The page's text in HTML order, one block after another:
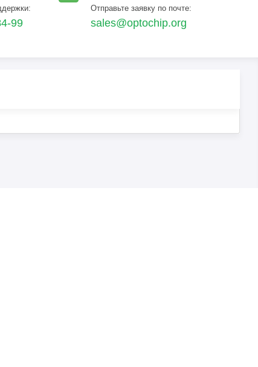
99
Отправьте заявку по почте:
sales@optochip.org